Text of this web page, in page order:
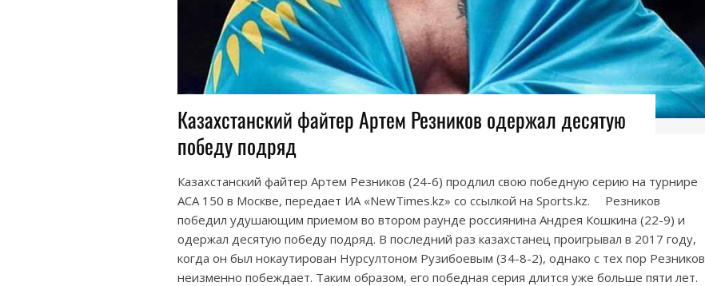
Казахстанский файтер Артем Резников одержал десятую
победу подряд
Казахстанский файтер Артем Резников (24-6) продлил свою победную серию на турнире
АСА 150 в Москве, передает ИА «NewTimes.kz» со ссылкой на Sports.kz. ⠀ Резников
победил удушающим приемом во втором раунде россиянина Андрея Кошкина (22-9) и
одержал десятую победу подряд. В последний раз казахстанец проигрывал в 2017 году,
когда он был нокаутирован Нурсултоном Рузибоевым (34-8-2), однако с тех пор Резников
неизменно побеждает. Таким образом, его победная серия длится уже больше пяти лет.